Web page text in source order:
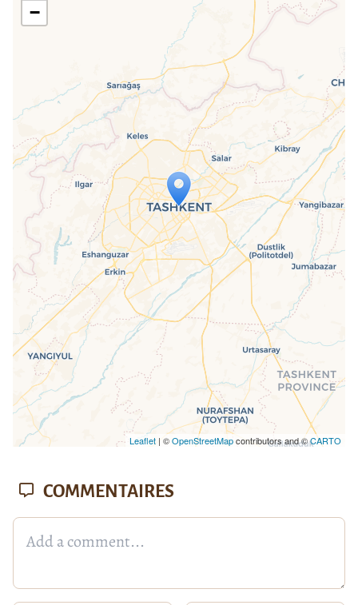
Travelers' Map is loading...
If you see this after your page is
loaded completely, leafletJS files are
missing.
−
Leaflet| ©OpenStreetMapcontributors and ©CARTO
COMMENTAIRES